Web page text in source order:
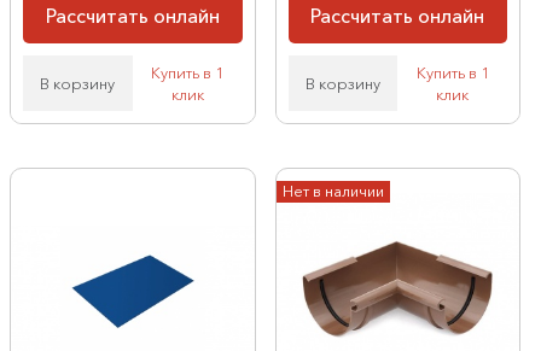
Рассчитать онлайн
В корзину
Купить в 1
клик
Рассчитать онлайн
В корзину
Купить в 1
клик
Нет в наличии